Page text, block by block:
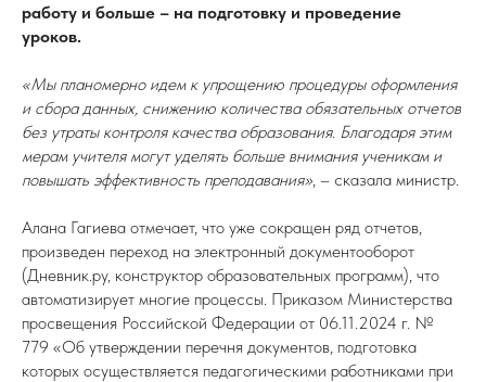
работу и больше – на подготовку и проведение
уроков.
«Мы планомерно идем к упрощению процедуры оформления
и сбора данных, снижению количества обязательных отчетов
без утраты контроля качества образования. Благодаря этим
мерам учителя могут уделять больше внимания ученикам и
повышать эффективность преподавания», – сказала министр.
Алана Гагиева отмечает, что уже сокращен ряд отчетов,
произведен переход на электронный документооборот
(Дневник.ру, конструктор образовательных программ), что
автоматизирует многие процессы. Приказом Министерства
просвещения Российской Федерации от 06.11.2024 г. №
779 «Об утверждении перечня документов, подготовка
которых осуществляется педагогическими работниками при